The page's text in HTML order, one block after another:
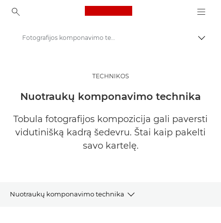
Canon Logo, back to
Pasisemkite įkvėpimo | Fotografijos ir spausdinimo patarimai ir pirkėjų vadovai
Fotografijos ir spausdinimo patarimai ir metodai
Fotografijos komponavimo technika | Pasisemkite įkvėpimo
TECHNIKOS
Nuotraukų komponavimo technika
Tobula fotografijos kompozicija gali paversti
vidutinišką kadrą šedevru. Štai kaip pakelti
savo kartelę.
Nuotraukų komponavimo technika